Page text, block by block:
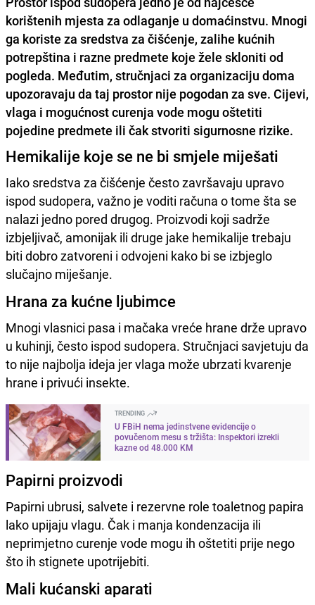
korištenih mjesta za odlaganje u domaćinstvu. Mnogi
ga koriste za sredstva za čišćenje, zalihe kućnih
potrepština i razne predmete koje žele skloniti od
pogleda. Međutim, stručnjaci za organizaciju doma
upozoravaju da taj prostor nije pogodan za sve. Cijevi,
vlaga i mogućnost curenja vode mogu oštetiti
pojedine predmete ili čak stvoriti sigurnosne rizike.
Hemikalije koje se ne bi smjele miješati
Iako sredstva za čišćenje često završavaju upravo
ispod sudopera, važno je voditi računa o tome šta se
nalazi jedno pored drugog. Proizvodi koji sadrže
izbjeljivač, amonijak ili druge jake hemikalije trebaju
biti dobro zatvoreni i odvojeni kako bi se izbjeglo
slučajno miješanje.
Hrana za kućne ljubimce
Mnogi vlasnici pasa i mačaka vreće hrane drže upravo
u kuhinji, često ispod sudopera. Stručnjaci savjetuju da
to nije najbolja ideja jer vlaga može ubrzati kvarenje
hrane i privući insekte.
TRENDING
U FBiH nema jedinstvene evidencije o
povučenom mesu s tržišta: Inspektori izrekli
kazne od 48.000 KM
Papirni proizvodi
Papirni ubrusi, salvete i rezervne role toaletnog papira
lako upijaju vlagu. Čak i manja kondenzacija ili
neprimjetno curenje vode mogu ih oštetiti prije nego
što ih stignete upotrijebiti.
Mali kućanski aparati